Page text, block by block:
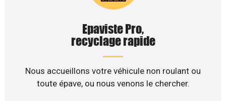
Epaviste Pro,
recyclage rapide
Nous accueillons votre véhicule non roulant ou
toute épave, ou nous venons le chercher.